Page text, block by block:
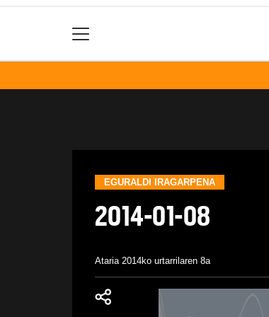
EGURALDI IRAGARPENA
2014-01-08
Ataria 2014ko urtarrilaren 8a